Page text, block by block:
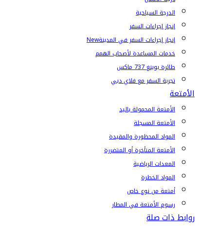
الدرجة السياحية
إنجاز إجراءات السفر
إنجاز إجراءات السفر في المدينةNew
خدمات المساعدة لأصحاب الهمم
طائرة بوينغ 737 ماكس
تجربة السفر مع فلاي دبي
الأمتعة
الأمتعة المحمولة باليد
الأمتعة المسجلة
المواد المحظورة والمقيدة
الأمتعة المتأخرة أو المتضررة
المعدات الرياضية
المواد الخطرة
أمتعة من نوع خاص
رسوم الأمتعة في المطار
روابط ذات صلة